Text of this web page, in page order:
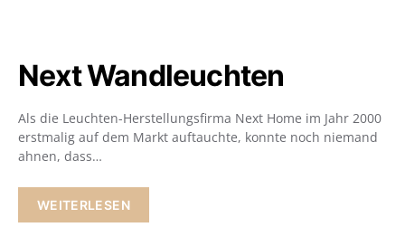
Next Wandleuchten
Als die Leuchten-Herstellungsfirma Next Home im Jahr 2000
erstmalig auf dem Markt auftauchte, konnte noch niemand
ahnen, dass…
WEITERLESEN